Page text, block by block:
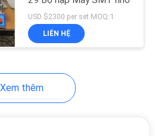
SMT
USD $2300 per set MOQ:1
LIÊN HỆ
Xem thêm